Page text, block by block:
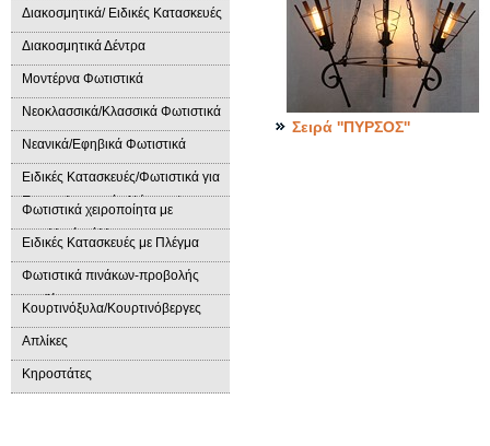
Φωτιστικά
Διακοσμητικά/ Ειδικές Κατασκευές
Διακοσμητικά Δέντρα
Μοντέρνα Φωτιστικά
Νεοκλασσικά/Κλασσικά Φωτιστικά
Νεανικά/Εφηβικά Φωτιστικά
Ειδικές Κατασκευές/Φωτιστικά για
Επαγγελματικούς Χώρους/
Παραδοσιακά Φωτιστικά
Φωτιστικά χειροποίητα με
μεταλλικά φύλλα
Ειδικές Κατασκευές με Πλέγμα
Φωτιστικά πινάκων-προβολής
προϊόντων
Κουρτινόξυλα/Κουρτινόβεργες
Απλίκες
Κηροστάτες
Σειρά ''ΠΥΡΣΟΣ''